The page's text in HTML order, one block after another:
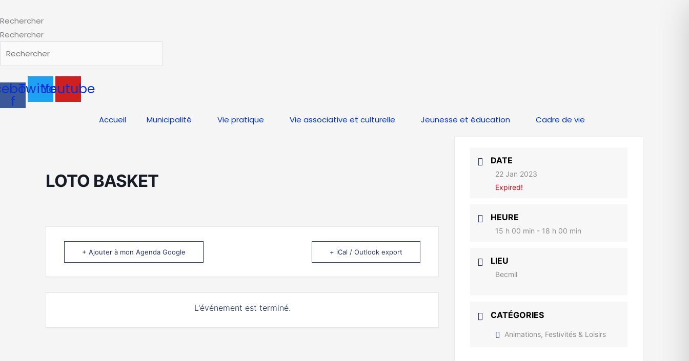
au
contenu
Rechercher
Rechercher
f
TwitterYoutube
Accueil Municipalité Vie pratique Vie associative et culturelle Jeunesse et éducation Cadre de vie
LOTO BASKET
+ Ajouter à mon Agenda Google + iCal / Outlook export
L'événement est terminé.
DATE
22 Jan 2023
Expired!
HEURE
15 h 00 min - 18 h 00 min
LIEU
Becmil
CATÉGORIES
Animations, Festivités & Loisirs